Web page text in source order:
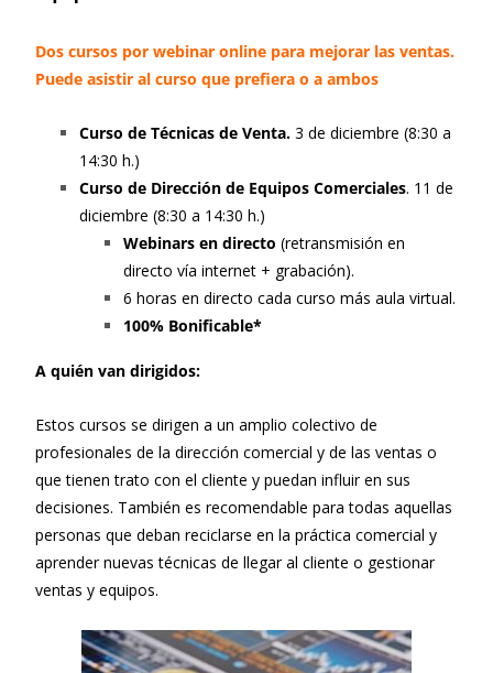
Dos cursos por webinar online para mejorar las ventas.
Puede asistir al curso que prefiera o a ambos
Curso de Técnicas de Venta. 3 de diciembre (8:30 a
14:30 h.)
Curso de Dirección de Equipos Comerciales. 11 de
diciembre (8:30 a 14:30 h.)
Webinars en directo (retransmisión en
directo vía internet + grabación).
6 horas en directo cada curso más aula virtual.
100% Bonificable*
A quién van dirigidos:
Estos cursos se dirigen a un amplio colectivo de
profesionales de la dirección comercial y de las ventas o
que tienen trato con el cliente y puedan influir en sus
decisiones. También es recomendable para todas aquellas
personas que deban reciclarse en la práctica comercial y
aprender nuevas técnicas de llegar al cliente o gestionar
ventas y equipos.